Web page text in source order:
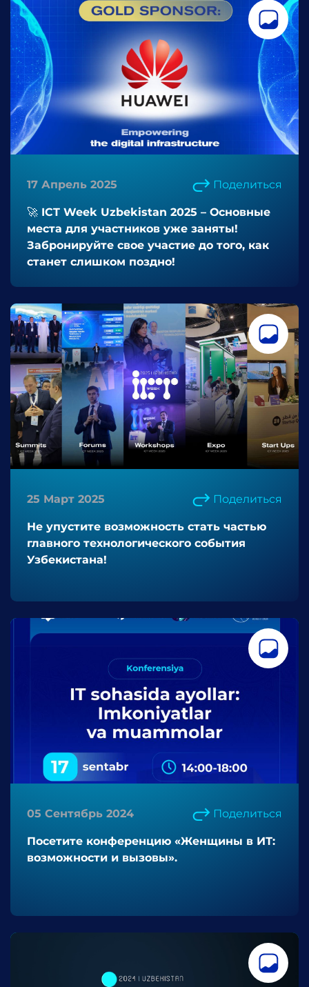
17 Апрель 2025 Поделиться
🚀 ICT Week Uzbekistan 2025 – Основные
места для участников уже заняты!
Забронируйте свое участие до того, как
станет слишком поздно!
25 Март 2025 Поделиться
Не упустите возможность стать частью
главного технологического события
Узбекистана!
05 Сентябрь 2024 Поделиться
Посетите конференцию «Женщины в ИТ:
возможности и вызовы».